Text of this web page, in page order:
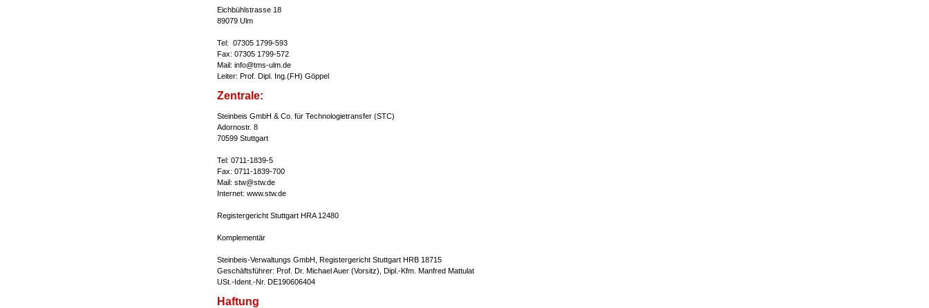
Eichbühlstrasse 18
89079 Ulm
Tel: 07305 1799-593
Fax: 07305 1799-572
Mail: info@tms-ulm.de
Leiter: Prof. Dipl. Ing.(FH) Göppel
Zentrale:
Steinbeis GmbH & Co. für Technologietransfer (STC)
Adornostr. 8
70599 Stuttgart
Tel: 0711-1839-5
Fax: 0711-1839-700
Mail: stw@stw.de
Internet: www.stw.de
Registergericht Stuttgart HRA 12480
Komplementär
Steinbeis-Verwaltungs GmbH, Registergericht Stuttgart HRB 18715
Geschäftsführer: Prof. Dr. Michael Auer (Vorsitz), Dipl.-Kfm. Manfred Mattulat
USt.-Ident.-Nr. DE190606404
Haftung